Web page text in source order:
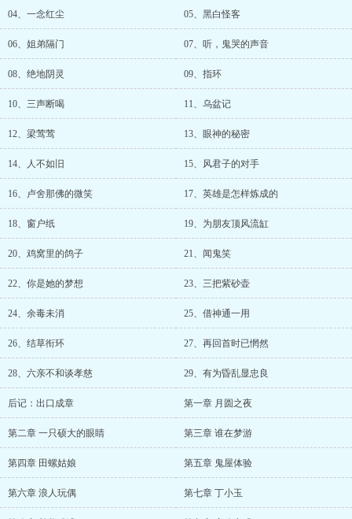
04、一念红尘 05、黑白怪客
06、姐弟隔门 07、听，鬼哭的声音
08、绝地阴灵 09、指环
10、三声断喝 11、乌盆记
12、梁莺莺 13、眼神的秘密
14、人不如旧 15、风君子的对手
16、卢舍那佛的微笑 17、英雄是怎样炼成的
18、窗户纸 19、为朋友顶风流缸
20、鸡窝里的鸽子 21、闻鬼笑
22、你是她的梦想 23、三把紫砂壶
24、余毒未消 25、借神通一用
26、结草衔环 27、再回首时已惘然
28、六亲不和谈孝慈 29、有为昏乱显忠良
后记：出口成章 第一章 月圆之夜
第二章 一只硕大的眼睛 第三章 谁在梦游
第四章 田螺姑娘 第五章 鬼屋体验
第六章 浪人玩偶 第七章 丁小玉